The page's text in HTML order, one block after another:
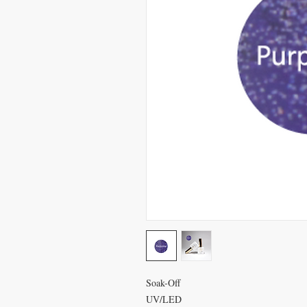
Soak-Off
UV/LED